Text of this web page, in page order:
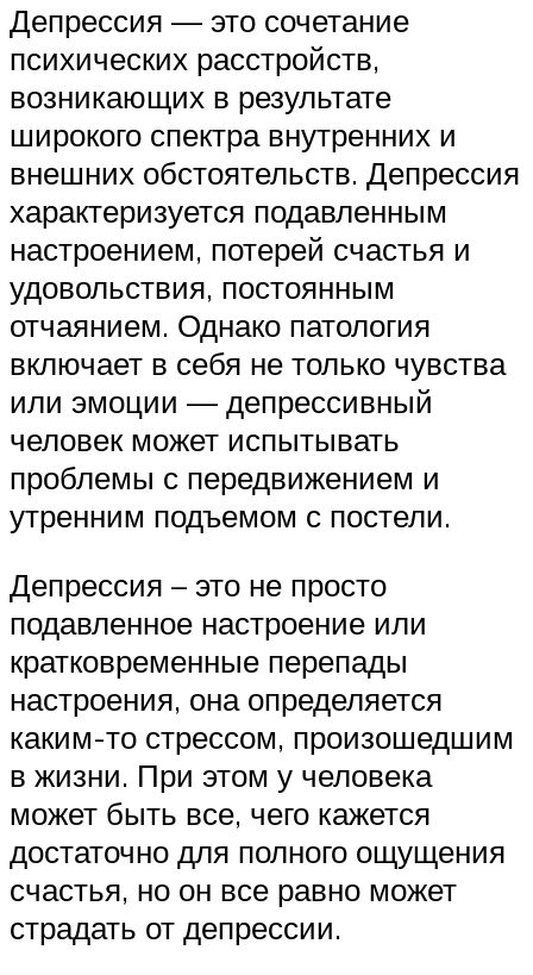
Депрессия — это сочетание
психических расстройств,
возникающих в результате
широкого спектра внутренних и
внешних обстоятельств. Депрессия
характеризуется подавленным
настроением, потерей счастья и
удовольствия, постоянным
отчаянием. Однако патология
включает в себя не только чувства
или эмоции — депрессивный
человек может испытывать
проблемы с передвижением и
утренним подъемом с постели.
Депрессия – это не просто
подавленное настроение или
кратковременные перепады
настроения, она определяется
каким-то стрессом, произошедшим
в жизни. При этом у человека
может быть все, чего кажется
достаточно для полного ощущения
счастья, но он все равно может
страдать от депрессии.